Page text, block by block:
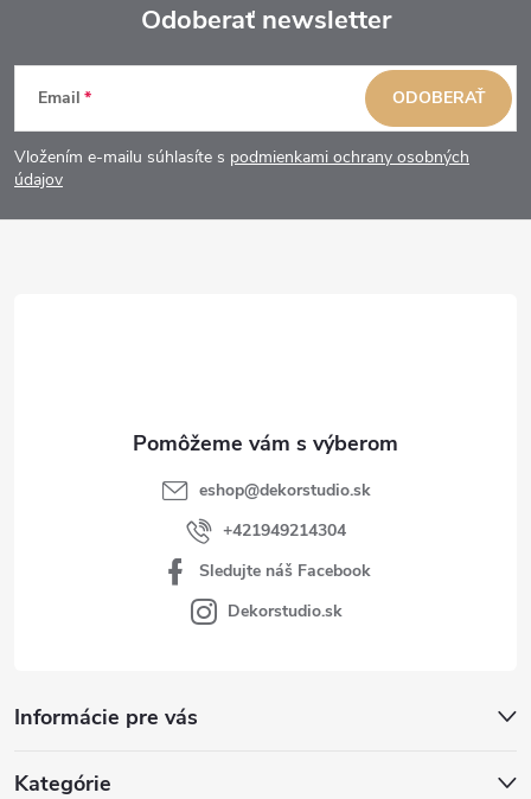
Z
á
p
Odoberať newsletter
Email
Vložením e-mailu súhlasíte s podmienkami ochrany osobných
údajov
ODOBERAŤ
Informácie pre vás
Kategórie
eshop@dekorstudio.sk
+421949214304
Sledujte náš Facebook
Dekorstudio.sk